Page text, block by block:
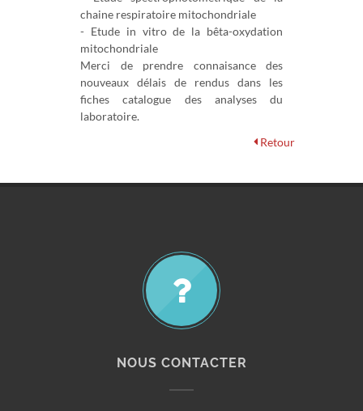
chaine respiratoire mitochondriale
- Etude in vitro de la bêta-oxydation
mitochondriale
Merci de prendre connaisance des
nouveaux délais de rendus dans les
fiches catalogue des analyses du
laboratoire.
Retour
NOUS CONTACTER